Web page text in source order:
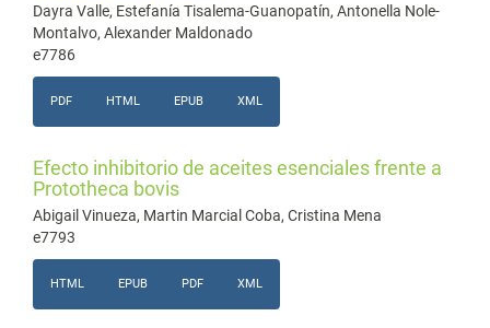
Dayra Valle, Estefanía Tisalema-Guanopatín, Antonella Nole-
Montalvo, Alexander Maldonado
e7786
PDF HTML EPUB XML
Efecto inhibitorio de aceites esenciales frente a
Prototheca bovis
Abigail Vinueza, Martin Marcial Coba, Cristina Mena
e7793
HTML EPUB PDF XML